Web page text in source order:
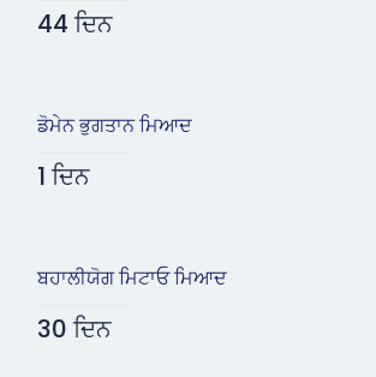
44 ਦਿਨ
ਡੋਮੇਨ ਭੁਗਤਾਨ ਮਿਆਦ
1 ਦਿਨ
ਬਹਾਲੀਯੋਗ ਮਿਟਾਓ ਮਿਆਦ
30 ਦਿਨ